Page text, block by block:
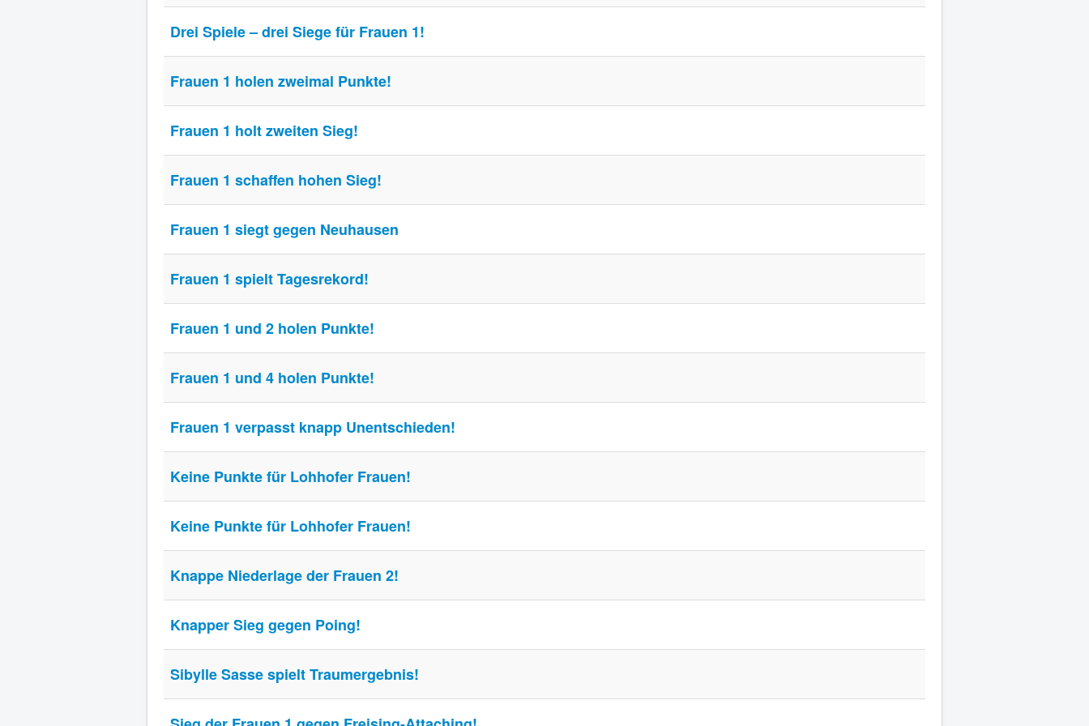
Drei Spiele – drei Siege für Frauen 1!
Frauen 1 holen zweimal Punkte!
Frauen 1 holt zweiten Sieg!
Frauen 1 schaffen hohen Sieg!
Frauen 1 siegt gegen Neuhausen
Frauen 1 spielt Tagesrekord!
Frauen 1 und 2 holen Punkte!
Frauen 1 und 4 holen Punkte!
Frauen 1 verpasst knapp Unentschieden!
Keine Punkte für Lohhofer Frauen!
Keine Punkte für Lohhofer Frauen!
Knappe Niederlage der Frauen 2!
Knapper Sieg gegen Poing!
Sibylle Sasse spielt Traumergebnis!